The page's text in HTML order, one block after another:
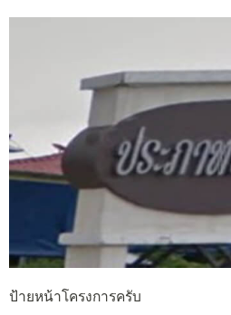
ป้ายหน้าโครงการครับ